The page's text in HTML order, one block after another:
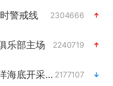
警戒线 2304666
乐部主场 2240719
中方回应是否在太平洋海底开采稀土 2177107